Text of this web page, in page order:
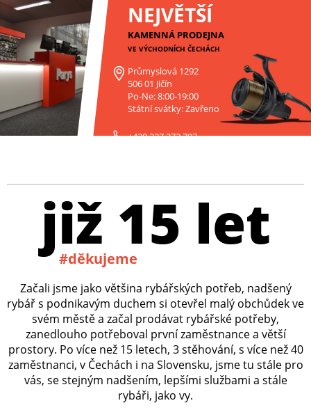
NEJVĚTŠÍ
KAMENNÁ PRODEJNA
VE VÝCHODNÍCH ČECHÁCH
Průmyslová 1292
506 01 Jičín
Po-Ne: 8:00-19:00
Státní svátky: Zavřeno
+420 227 272 797
již 15 let
#děkujeme
Začali jsme jako většina rybářských potřeb, nadšený
rybář s podnikavým duchem si otevřel malý obchůdek ve
svém městě a začal prodávat rybářské potřeby,
zanedlouho potřeboval první zaměstnance a větší
prostory. Po více než 15 letech, 3 stěhování, s více než 40
zaměstnanci, v Čechách i na Slovensku, jsme tu stále pro
vás, se stejným nadšením, lepšími službami a stále
rybáři, jako vy.